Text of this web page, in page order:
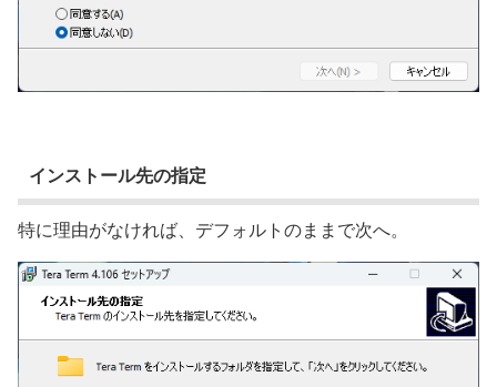
インストール先の指定
特に理由がなければ、デフォルトのままで次へ。